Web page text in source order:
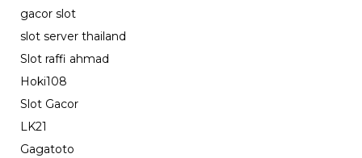
gacor slot
slot server thailand
Slot raffi ahmad
Hoki108
Slot Gacor
LK21
Gagatoto